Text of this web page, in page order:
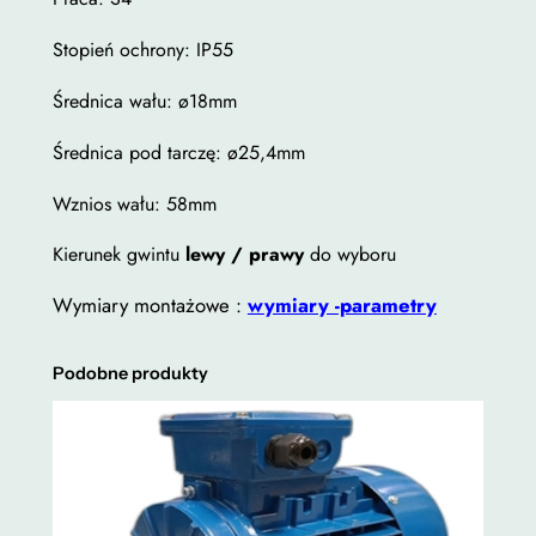
t
ó
f
a
o
y
M
Stopień ochrony: IP55
Średnica wału: ø18mm
Średnica pod tarczę: ø25,4mm
Wznios wału: 58mm
Kierunek gwintu lewy / prawydo wyboru
Wymiary montażowe : wymiary -parametry
Podobne produkty